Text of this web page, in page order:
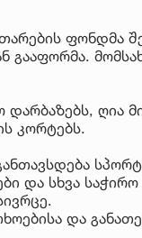
ფონდმა
გააფორმა.
დარბაზებს, ღია
კორტებს.
და სხვა
და